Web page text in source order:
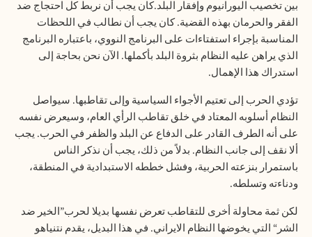
بين تخصيب اليورانيوم وإفقار البلد.كان يجب أن نربط كل احتجاج ضد
الفقر والحرمان بهذه القضية. كان يجب أن نطالب في اللحظات
المناسبة بإجراء استفتاءات على البرنامج النووي، باعتباره البرنامج
الذي يراهن عليه النظام بثروة البلد بأكملها. الآن نحن بحاجة إلى
استدراك هذا الإهمال.
تؤدي الحرب إلى تعتيم الأجواء السياسية وإلى تقاطبها. سيواصل
النظام أسلوبه المعتاد في خلق تقاطب الرأي العام، وسيعرض نفسه
على أنه الطرف القادر على الدفاع عن البلد والظفر في الحرب. يجب
ألا نقف إلى جانب النظام. بدلاً من ذلك، يجب أن نذكر الناس
باستمرار بنزعته الحربية، وفشل خططه الاستبدادية في المنطقة،
ودناءته وتسلطه.
لكن ثمة محاولة أخرى للتقاطب تعرض نفسها بديلا لحرب”الخير ضد
الشر“ التي يخوضها النظام الايراني. في هذا البديل، يقدم نتنياهو